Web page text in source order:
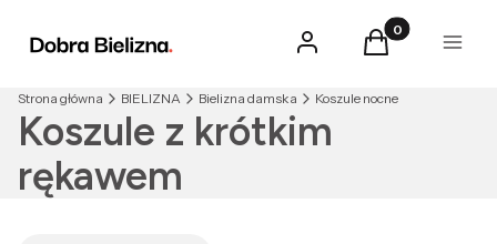
Zaloguj sięProdukty w
Koszyk Menu
Strona główna BIELIZNA Bielizna damska Koszule nocne
Koszule z krótkim
rękawem